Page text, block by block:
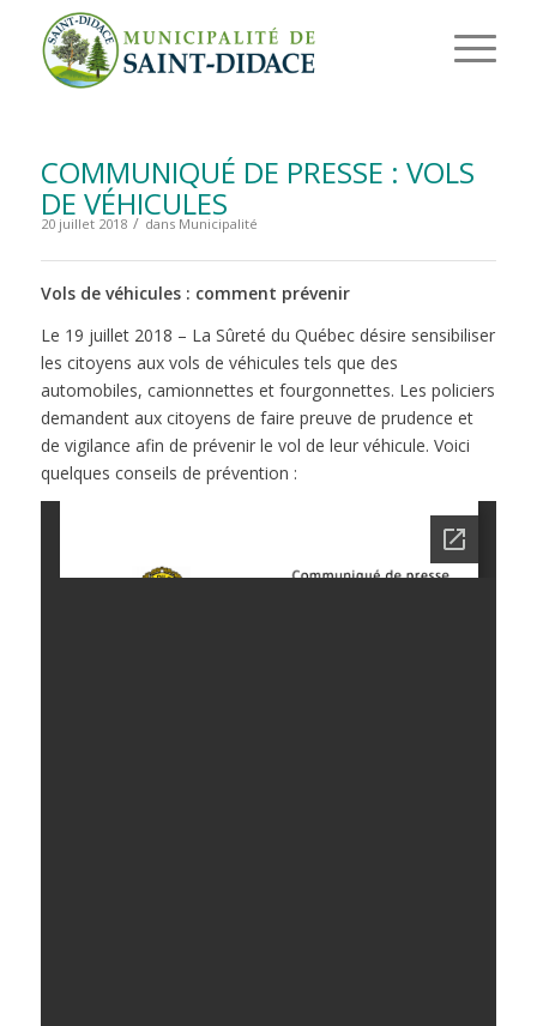
COMMUNIQUÉ DE PRESSE : VOLS
DE VÉHICULES
20 juillet 2018 / dans Municipalité
Vols de véhicules : comment prévenir
Le 19 juillet 2018 – La Sûreté du Québec désire sensibiliser
les citoyens aux vols de véhicules tels que des
automobiles, camionnettes et fourgonnettes. Les policiers
demandent aux citoyens de faire preuve de prudence et
de vigilance afin de prévenir le vol de leur véhicule. Voici
quelques conseils de prévention :